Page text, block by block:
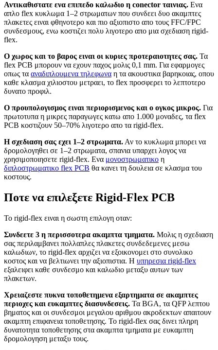
Αντικαθιστατε ενα επιπεδο καλωδιο η conector ταινιας. Ενα
απλο flex κυκλωμα 1–2 στρωματων που συνδεει δυο ακαμπτες
πλακετες ειναι φθηνοτερο και πιο αξιοπιστο απο τους FFC/FPC
συνδεσμους, ενω κοστιζει πολυ λιγοτερο απο μια σχεδιαση rigid-
flex.
Ο χωρος και το βαρος ειναι οι κυριες προτεραιοτητες σας. Τα
flex PCB μπορουν να εχουν παχος μολις 0,1 mm. Για εφαρμογες
οπως τα αναδιπλουμενα τηλεφωνα η τα ακουστικα βαρηκοιας, οπου
καθε κλασμα χιλιοστου μετραει, το flex προσφερει το λεπτοτερο
δυνατο προφιλ.
Ο προυπολογισμος ειναι περιορισμενος και ο ογκος μικρος. Για
πρωτοτυπα η μικρες παραγωγες κατω απο 1.000 μοναδες, τα flex
PCB κοστιζουν 50–70% λιγοτερο απο τα rigid-flex.
Η σχεδιαση σας εχει 1–2 στρωματα. Αν το κυκλωμα μπορει να
δρομολογηθει σε 1–2 στρωματα, σπανια υπαρχει λογος να
χρησιμοποιησετε rigid-flex. Ενα μονοστρωματικο η
διπλοστρωματικο flex PCB θα κανει τη δουλεια σε κλασμα του
κοστους.
Ποτε να επιλεξετε Rigid-Flex PCB
Το rigid-flex ειναι η σωστη επιλογη οταν:
Συνδεετε 3 η περισσοτερα ακαμπτα τμηματα. Μολις η σχεδιαση
σας περιλαμβανει πολλαπλες πλακετες συνδεδεμενες μεσω
καλωδιων, το rigid-flex αρχιζει να εξοικονομει στο συνολικο
κοστος και να βελτιωνει την αξιοπιστια. Η υπηρεσια rigid-flex
εξαλειφει καθε συνδεσμο και καλωδιο μεταξυ αυτων των
πλακετων.
Χρειαζεστε πυκνα τοποθετημενα εξαρτηματα σε ακαμπτες
περιοχες και ευκαμπτες διασυνδεσεις. Τα BGA, τα QFP λεπτου
βηματος και οι συνδεσμοι μεγαλου αριθμου ακροδεκτων απαιτουν
ακαμπτη επιφανεια τοποθετησης. Το rigid-flex σας δινει πληρη
δυνατοτητα τοποθετησης στα ακαμπτα τμηματα με ευκαμπτη
δρομολογηση μεταξυ τους.